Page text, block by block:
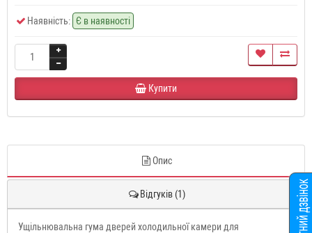
Наявність: Є в наявності
Купити
Опис
Відгуків (1)
Ущільнювальна гума дверей холодильної камери для